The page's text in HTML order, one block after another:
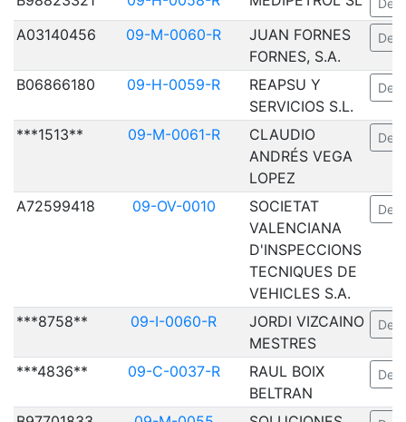
A03140456 09-M-0060-R
JUAN FORNES
FORNES, S.A.
B06866180 09-H-0059-R
REAPSU Y
SERVICIOS S.L.
***1513** 09-M-0061-R
CLAUDIO
ANDRÉS VEGA
LOPEZ
A72599418 09-OV-0010
SOCIETAT
VALENCIANA
D'INSPECCIONS
TECNIQUES DE
VEHICLES S.A.
***8758** 09-I-0060-R
JORDI VIZCAINO
MESTRES
***4836** 09-C-0037-R
RAUL BOIX
BELTRAN